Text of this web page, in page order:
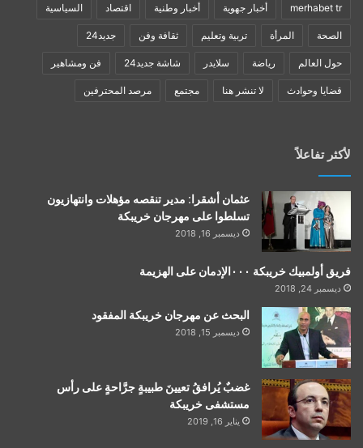
merhabet tr أخبار جهوية أخبار وطنية اقتصاد السياسية
الصحة المرأة تربية وتعليم ثقافة وفن جديد24
حول العالم رياضة سلايدر شاشة جديد24 فن ومشاهير
قضايا وحوادث لا تنشر هنا مجتمع مرصد المحترفين
لأكثر تفاعلاً
عثمان أشقرا: مدير تنقصه مؤهلات وانتهازيون
تسلطوا على مهرجان خريبكة
ديسمبر 16, 2018
فريق أولمبيك خريبكة ٠٠٠الإدمان على الهزيمة
ديسمبر 24, 2018
البحث عن مهرجان خريبكة المفقود
ديسمبر 15, 2018
غضبٌ يُرافقُ تعيينَ طبيبةٍ جرَّاحةٍ على رأس
مستشفى خريبكة
يناير 16, 2019